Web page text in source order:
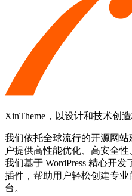
XinTheme，以设计和技术创
我们依托全球流行的开源网
户提供高性能优化、高安全性
我们基于 WordPress 精心开发
插件，帮助用户轻松创建专
台。